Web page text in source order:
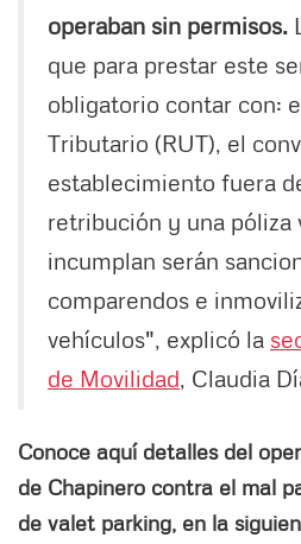
operaban sin permisos.
que para prestar este
obligatorio contar con:
Tributario (RUT), el
establecimiento fuera
retribución y una póliza
incumplan serán
comparendos e
vehículos", explicó la
de Movilidad, Claudia
Conoce aquí detalles del
de Chapinero contra el mal
de valet parking, en la